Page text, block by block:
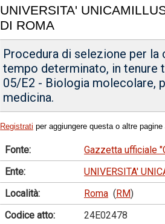
UNIVERSITA'
DI ROMA
Procedura di selezione per
tempo determinato, in tenure
05/E2 - Biologia molecolare,
medicina.
Registrati per aggiungere questa o altre
Fonte:
Gazzetta ufficiale
Ente:
UNIVERSITA'
Località:
Roma (RM)
Codice atto:
24E02478